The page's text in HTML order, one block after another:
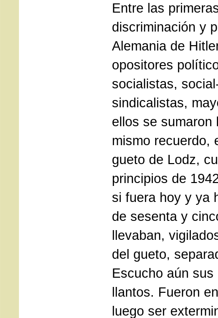
Entre las
discriminación y
Alemania de
opositores
socialistas,
sindicalistas,
ellos se sumaron
mismo recuerdo,
gueto de Lodz,
principios de
si fuera hoy y ya
de sesenta y
llevaban,
del gueto,
Escucho aún
llantos. Fueron
luego ser